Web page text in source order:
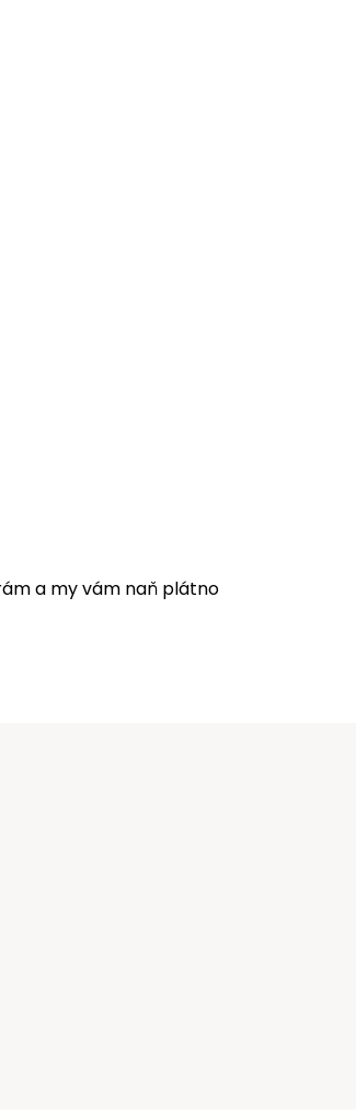
a my vám naň plátno